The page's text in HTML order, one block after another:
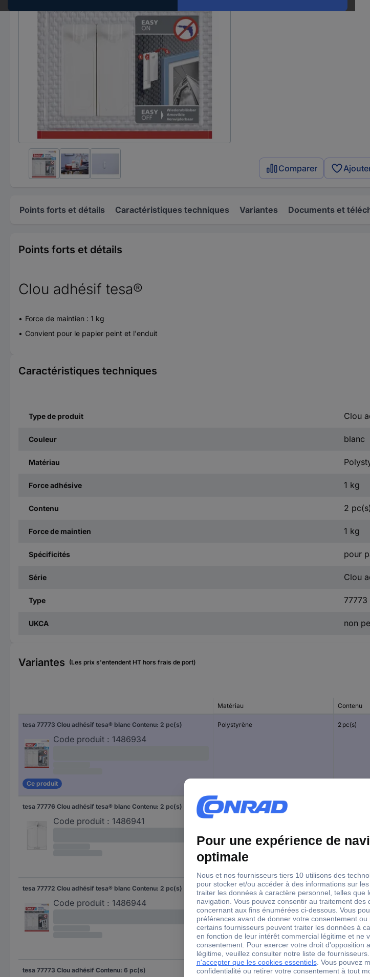
Comparer
Points forts et détails Caractéristiques techniques Variantes Documents et
Points forts et détails
Clou adhésif tesa®
Force de maintien : 1 kg
Convient pour le papier peint et l'enduit
Caractéristiques techniques
Type de produit Clou
Couleur blanc
Matériau
Force adhésive 1 kg
Contenu 2 pc(s)
Force de maintien 1 kg
Spécificités pour
Série Clou
Type 77773
UKCA non
Variantes (Les prix s'entendent HT hors frais de port)
Matériau Contenu
tesa 77773 Clou adhésif tesa® blanc Contenu: 2 pc(s)
Code produit : 1486934
Ce produit
Polystyrène 2 pc(s)
tesa 77776 Clou adhésif tesa® blanc Contenu: 2 pc(s)
Code produit : 1486941
Polystyrène
tesa 77772 Clou adhésif tesa® blanc Contenu: 2 pc(s)
Code produit : 1486944
Polystyrène 2 pc(s)
tesa 77773 Clou adhésif Contenu: 6 pc(s) Polystyrène 6 pc(s)